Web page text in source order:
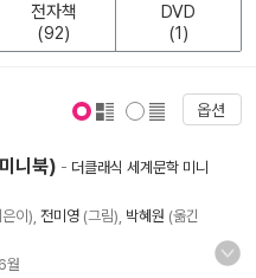
전자책
(92)
DVD
(1)
옵션
니북) - 더클래식 세계문학 미니
이), 전미영 (그림), 박혜원 (옮긴
월